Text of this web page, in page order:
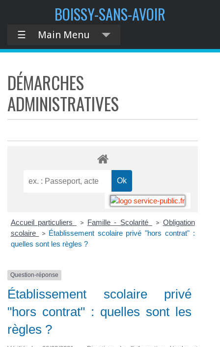
BOISSY-SANS-AVOIR
☰ Main Menu
DÉMARCHES
ADMINISTRATIVES
Accueil particuliers > Famille - Scolarité > Obligation
scolaire
> Établissement scolaire privé "hors contrat" :
quelles sont les règles ?
Question-réponse
Établissement scolaire privé
"hors contrat" : quelles sont les
règles ?